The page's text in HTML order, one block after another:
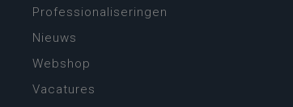
Professionaliseringen
Nieuws
Webshop
Vacatures